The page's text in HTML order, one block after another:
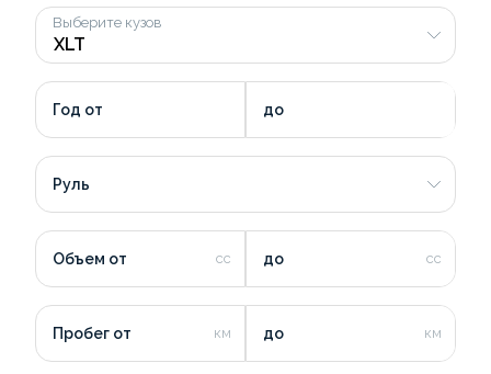
Выберите кузов
Год от до
Руль
Объем от до
Пробег от до